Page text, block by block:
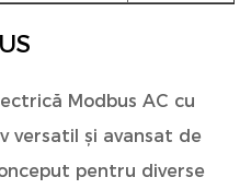
Modbus AC cu
versatil și avansat de
pentru diverse